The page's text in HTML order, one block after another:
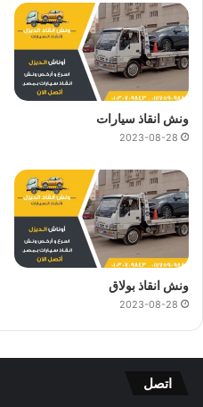
ونش انقاذ سيارات
2023-08-28
ونش انقاذ بولاق
2023-08-28
اتصل